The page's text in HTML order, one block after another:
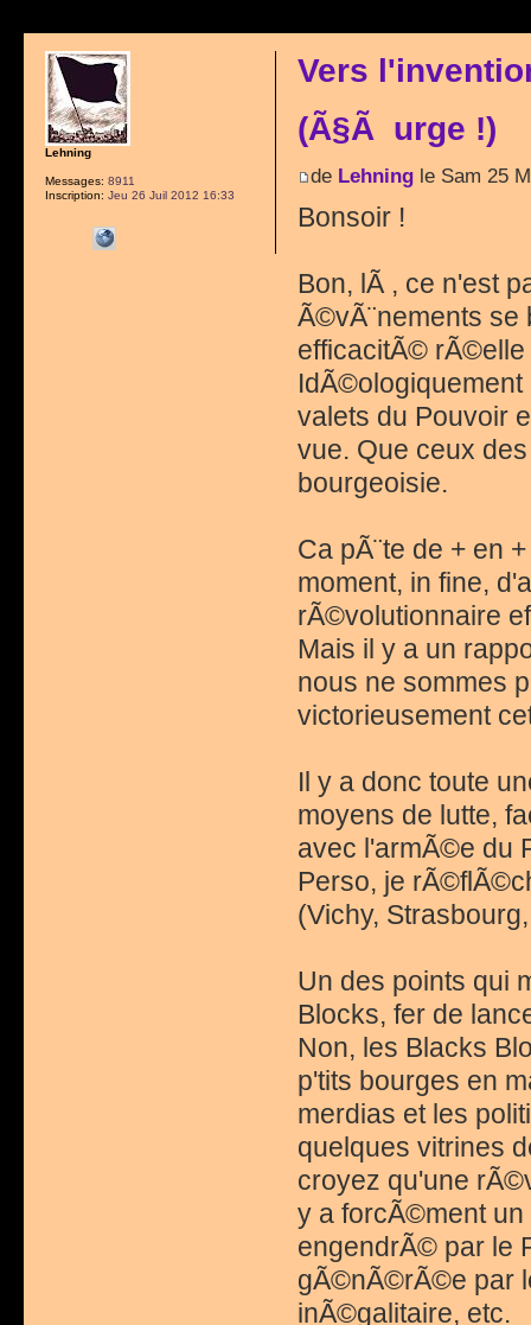
Vers
(Ã§Ã urge !)
de Lehningle Sam 25
Bonsoir !
Bon, lÃ , ce n'est
Ã©vÃ¨nements se
efficacitÃ© rÃ©elle
valets du Pouvoir
vue. Que ceux
bourgeoisie.
Ca pÃ¨te de + en
moment, in fine,
rÃ©volutionnaire
Mais il y a un
nous ne sommes
victorieusement
Il y a donc toute
moyens de lutte,
avec l'armÃ©e du
Perso, je
(Vichy,
Un des points qui
Blocks, fer de
Non, les Blacks
p'tits bourges en
merdias et les
quelques vitrines
croyez qu'une
y a forcÃ©ment
engendrÃ© par le
gÃ©nÃ©rÃ©e par
inÃ©galitaire, etc.
Lehning
Messages: 8911
Inscription: Jeu 26 Juil 2012 16:33